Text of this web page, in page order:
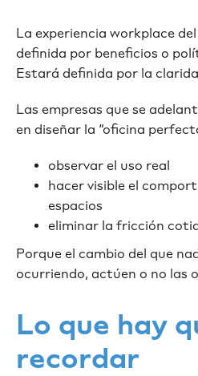
La experiencia workplace
definida por beneficios o
Estará definida por la
Las empresas que se
en diseñar la “oficina
observar el uso real
hacer visible el
espacios
eliminar la fricción
Porque el cambio del que
ocurriendo, actúen o no las
Lo que hay
recordar